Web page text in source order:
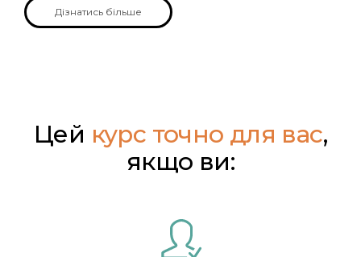
Дізнатись більше
Цей курс точно для вас,
якщо ви: